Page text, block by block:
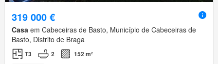
319 000 €
Casa em Cabeceiras de Basto, Município de Cabeceiras de
Basto, Distrito de Braga
T3 2 152 m²